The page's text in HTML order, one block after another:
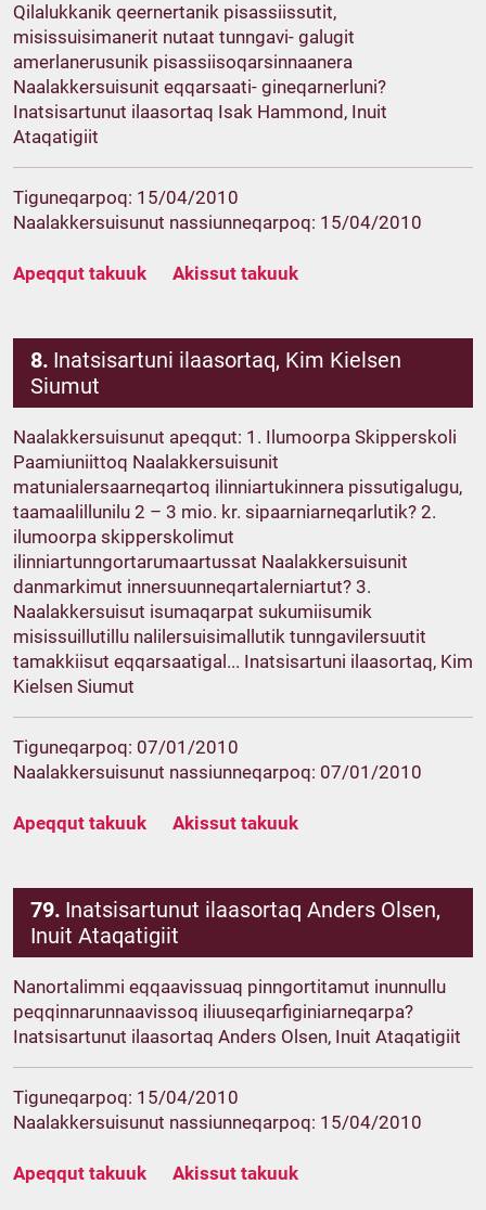
Qilalukkanik qeernertanik pisassiissutit,
misissuisimanerit nutaat tunngavi- galugit
amerlanerusunik pisassiisoqarsinnaanera
Naalakkersuisunit eqqarsaati- gineqarnerluni?
Inatsisartunut ilaasortaq Isak Hammond, Inuit
Ataqatigiit
Tiguneqarpoq: 15/04/2010
Naalakkersuisunut nassiunneqarpoq: 15/04/2010
Apeqqut takuuk Akissut takuuk
8. Inatsisartuni ilaasortaq, Kim Kielsen
Siumut
Naalakkersuisunut apeqqut: 1. Ilumoorpa Skipperskoli
Paamiuniittoq Naalakkersuisunit
matunialersaarneqartoq ilinniartukinnera pissutigalugu,
taamaalillunilu 2 – 3 mio. kr. sipaarniarneqarlutik? 2.
ilumoorpa skipperskolimut
ilinniartunngortarumaartussat Naalakkersuisunit
danmarkimut innersuunneqartalerniartut? 3.
Naalakkersuisut isumaqarpat sukumiisumik
misissuillutillu nalilersuisimallutik tunngavilersuutit
tamakkiisut eqqarsaatigal... Inatsisartuni ilaasortaq, Kim
Kielsen Siumut
Tiguneqarpoq: 07/01/2010
Naalakkersuisunut nassiunneqarpoq: 07/01/2010
Apeqqut takuuk Akissut takuuk
79. Inatsisartunut ilaasortaq Anders Olsen,
Inuit Ataqatigiit
Nanortalimmi eqqaavissuaq pinngortitamut inunnullu
peqqinnarunnaavissoq iliuuseqarfiginiarneqarpa?
Inatsisartunut ilaasortaq Anders Olsen, Inuit Ataqatigiit
Tiguneqarpoq: 15/04/2010
Naalakkersuisunut nassiunneqarpoq: 15/04/2010
Apeqqut takuuk Akissut takuuk